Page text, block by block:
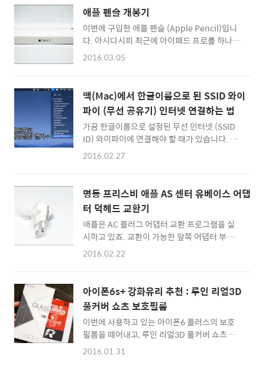
한시무료, 일시무료 정보 업데이트 사이트,
Appshopper ▲ 인기 스마트폰 게임, 컷 더 ..
조절해 파란 블루라이트를 감소시켜주는 것인
데요. 잠자기 전 스마트폰으로 웹서핑과 모바일
게임을 하는 저에게 꼭 필요한 기능인 것 같습니
다. Night Shift(나이트 시프트) 옵션을 키는 방
법은 간단합니다. iOS 9.3에서 추가된 Night
뉴를 선택! '설정' 앱을 실행 시킨 뒤 조금 내려
가서 '디스플레이 및 밝기'로 들어갑니다. ▲ 블
루라이트를 차단해주는 N..
애플 펜슬 개봉기
이번에 구입한 애플 펜슬 (Apple Pencil)입니
다. 아시다시피 최근에 아이패드 프로를 하나 영
입하게되었는데... 아이패드 프로를 애플 펜슬
서 구입했습니다. 배송은 약 3일 정도 걸렸네요.
간단하게 애플 펜슬 개봉기를 사진으로만 정리
해봅니다. 저는 악필이고 그림을 잘 그리지 못해
서 저보다는 다른 사람이 사용할 것 같지만 말입
니다. :) 박스를 오픈해보면 하얀 애플 펜슬이 덩
그러니 놓여 있습니다. 길다란 연필 모양의 기기
을 주어 당기면 충전을 위한 라이트닝 포트를 볼
수 있습니다. 아이패드 프로에 꽂으면 블루투스
연..
2016.03.05
맥(Mac)에서 한글이름으로 된 SSID 와이
파이 (무선 공유기) 인터넷 연결하는 법
가끔 한글이름으로 설정된 무선 인터넷 (SSID
ID) 와이파이에 연결해야 할 때가 있습니다. 윈
도우 PC를 사용하면 크게 상관없지만, 맥에서
신호를 맥(Mac)에서 연결하는 방법을 알게 되
어 간단하게 정리해봅니다. 맥(Mac)에서 한글
SSID 무선 와이파이 인터넷 연결하는 법 먼저
우측 상단에 위치한 와이파이(Wi-Fi) 무선 인터
넷 아이콘을 눌러 '네트워크 환경설정 열기'를
클릭 합니다. (시스템 환경설정 -> 네트워크로
하기 위해 아래 위치한 '도와주세요' 버튼을 클
릭하고... ▲ 뜨는 창에서 '진단' 버튼을 누르..
2016.02.27
명동 프리스비 애플 AS 센터 유베이스 어댑
터 덕헤드 교환기
애플은 AC 플러그 어댑터 교환 프로그램을 실
시하고 있죠. 교환이 가능한 앞쪽 어댑터 부분을
편하게 덕헤드(Duck head)라고 부르는데요.
애플 덕헤드 어댑터를 교환해 왔습니다. 제가 방
문한 곳은 항상 들르는 명동 프리스비 3층, 유베
이스(UBASE)입니다. 이곳은 평일에는 오후 7
시까지, 토요일에는 오후 2시까지 오픈되어 있
습니다. 일요일은 휴무구요 :) 집에 찾아보니 사
용하는 애플 제품은 많지만 어댑터 덕헤드는 3
2016.02.22
아이폰6s+ 강화유리 추천 : 루인 리얼3D
풀커버 쇼츠 보호필름
이번에 사용하고 있는 아이폰6 플러스의 보호
필름을 떼어내고, 루인 리얼3D 풀커버 쇼츠
(Schott) 강화유리로 교체했습니다. 루인 곡면
2016.01.31